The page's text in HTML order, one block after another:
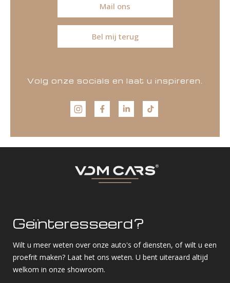
Mail ons
Bel mij terug
Volg onze socials en laat u inspireren.
Geïnteresseerd?
Wilt u meer weten over onze auto's of diensten, of wilt u een
proefrit maken? Laat het ons weten. U bent uiteraard altijd
welkom in onze showroom.